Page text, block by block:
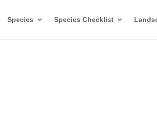
Species Species Checklist